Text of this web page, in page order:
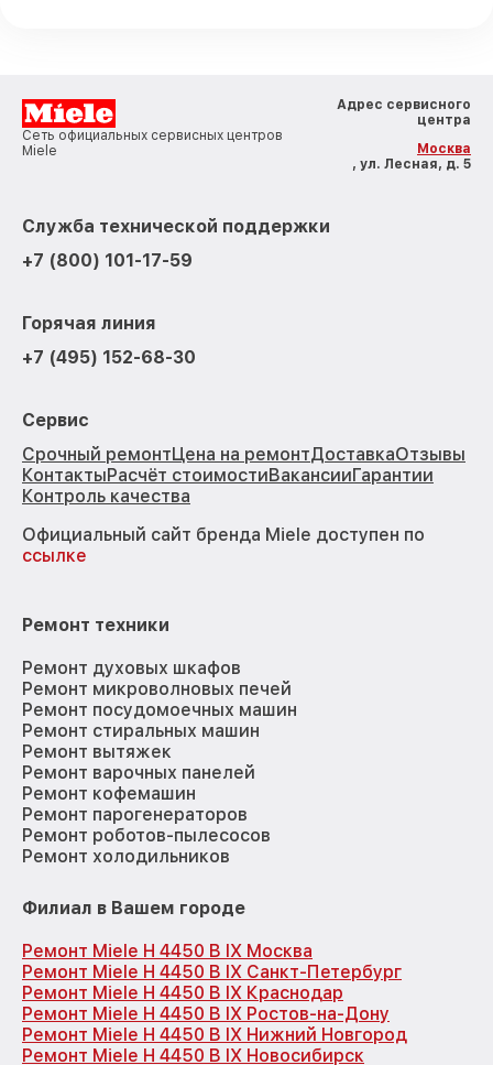
Сеть официальных сервисных центров
Miele
Адрес сервисного
центра
Москва
, ул. Лесная, д. 5
Служба технической поддержки
+7 (800) 101-17-59
Горячая линия
+7 (495) 152-68-30
Сервис
Срочный ремонтЦена на ремонтДоставкаОтзывы
КонтактыРасчёт стоимостиВакансииГарантии
Контроль качества
Официальный сайт бренда Miele доступен по
ссылке
Ремонт техники
Ремонт духовых шкафов
Ремонт микроволновых печей
Ремонт посудомоечных машин
Ремонт стиральных машин
Ремонт вытяжек
Ремонт варочных панелей
Ремонт кофемашин
Ремонт парогенераторов
Ремонт роботов-пылесосов
Ремонт холодильников
Филиал в Вашем городе
Ремонт Miele H 4450 B IX Москва
Ремонт Miele H 4450 B IX Санкт-Петербург
Ремонт Miele H 4450 B IX Краснодар
Ремонт Miele H 4450 B IX Ростов-на-Дону
Ремонт Miele H 4450 B IX Нижний Новгород
Ремонт Miele H 4450 B IX Новосибирск